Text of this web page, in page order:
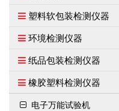
塑料软包装检测仪器
环境检测仪器
纸品包装检测仪器
橡胶塑料检测仪器
电子万能试验机